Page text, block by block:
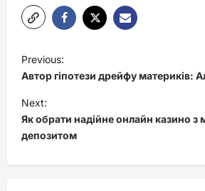
P
o
s
t
n
a
Previous:
Автор гіпотези дрейфу материків:
Next:
Як обрати надійне онлайн казино з
депозитом